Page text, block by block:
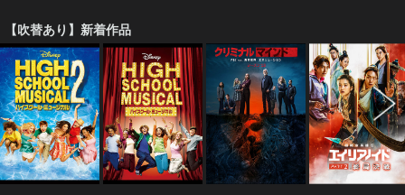
【吹替あり】新着作品